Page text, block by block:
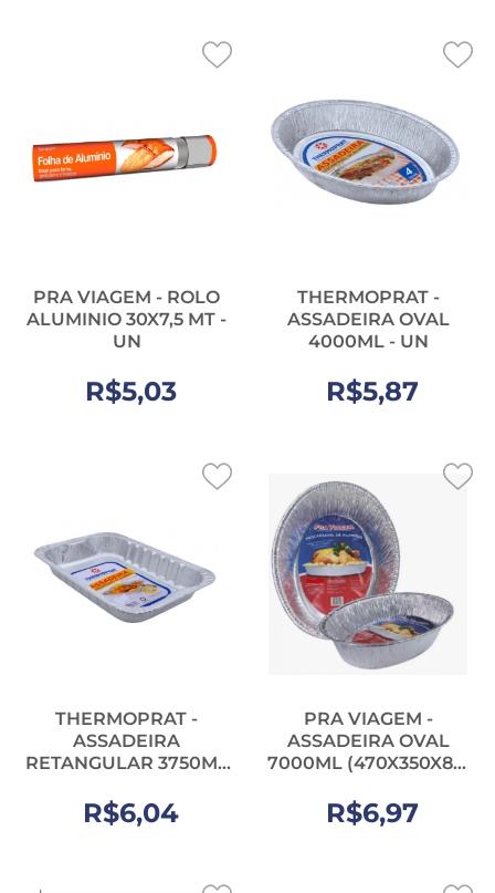
PRA VIAGEM - ROLO
ALUMINIO 30X7,5 MT -
UN
R$5,03
THERMOPRAT -
ASSADEIRA OVAL
4000ML - UN
R$5,87
THERMOPRAT -
ASSADEIRA
RETANGULAR 3750ML
R$6,04
PRA VIAGEM -
ASSADEIRA OVAL
7000ML (470X350X83)
R$6,97